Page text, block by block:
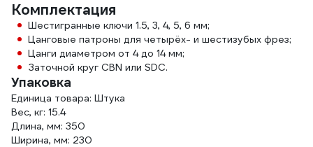
Комплектация
Шестигранные ключи 1.5, 3, 4, 5, 6 мм;
Цанговые патроны для четырёх- и шестизубых фрез;
Цанги диаметром от 4 до 14 мм;
Заточной круг CBN или SDC.
Упаковка
Единица товара: Штука
Вес, кг: 15.4
Длина, мм: 350
Ширина, мм: 230